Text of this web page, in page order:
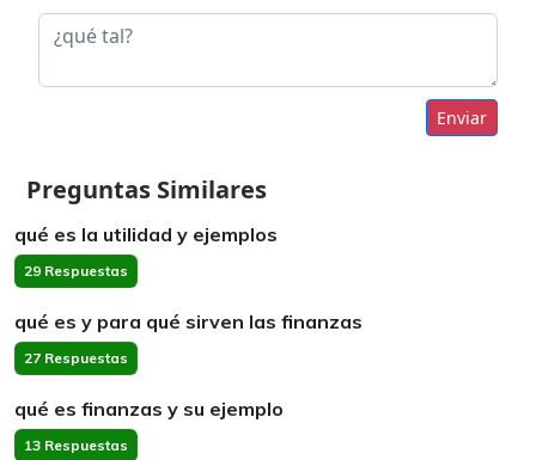
Enviar
Preguntas Similares
qué es la utilidad y ejemplos
29 Respuestas
qué es y para qué sirven las finanzas
27 Respuestas
qué es finanzas y su ejemplo
13 Respuestas